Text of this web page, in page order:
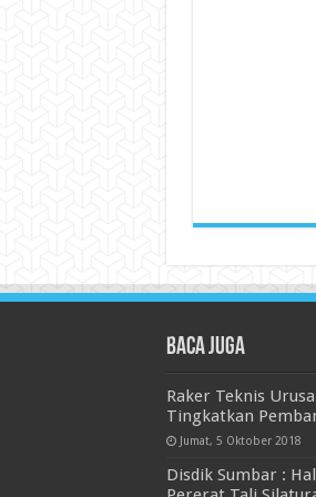
Baca juga
Raker Teknis
Tingkatkan
Jumat, 5 Oktober 2018
Disdik Sumbar :